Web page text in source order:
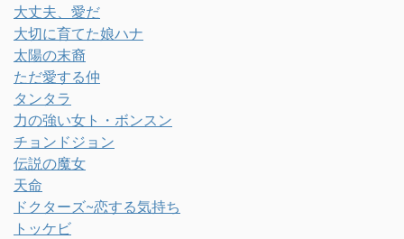
大丈夫、愛だ
大切に育てた娘ハナ
太陽の末裔
ただ愛する仲
タンタラ
力の強い女ト・ボンスン
チョンドジョン
伝説の魔女
天命
ドクターズ~恋する気持ち
トッケビ